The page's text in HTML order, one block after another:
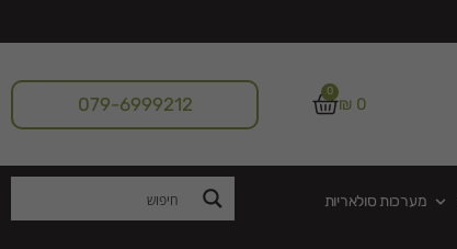
₪0
0
079-6999212
מערכות סולאריות